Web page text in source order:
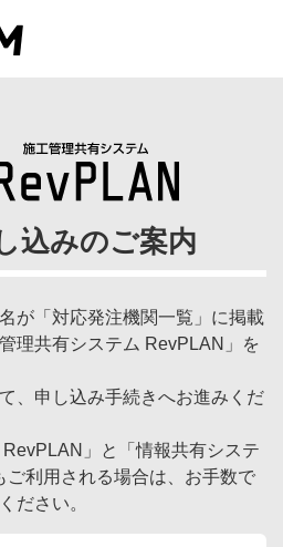
込みのご案内
が「対応発注機関一覧」に掲載
理共有システム RevPLAN」を
、申し込み手続きへお進みくだ
RevPLAN」と「情報共有システ
ご利用される場合は、お手数で
ださい。